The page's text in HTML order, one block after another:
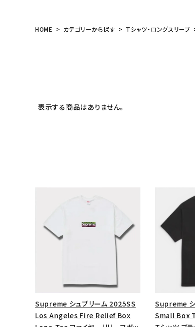
シーズンから探す
HOME カテゴリーから探す Tシャツ・ロングスリーブ
表示する商品はありません。
Supreme シュプリーム 2025SS
Los Angeles Fire Relief Box
Supreme
Small Box